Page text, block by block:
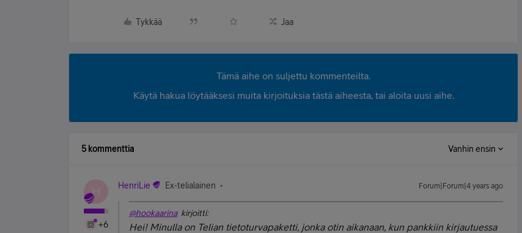
Tykkää Jaa
Tämä aihe on suljettu kommenteilta.
Käytä hakua löytääksesi muita kirjoituksia tästä aiheesta, tai aloita uusi aihe.
5 kommenttia Vanhin ensin
H
+6
HenriLie Ex-telialainen Forum|Forum|4 years ago
@hookaarinakirjoitti:
Hei! Minulla on Telian tietoturvapaketti, jonka otin aikanaan, kun pankkiin kirjautuessa